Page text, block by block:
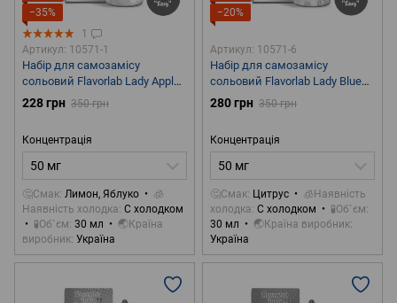
−35%
1
Артикул: 10571-1
Набір для самозамісу
сольовий Flavorlab Lady Apple
Lemon 30 ml 50 mg
228 грн 350 грн
Концентрація
50 мг
🤔Смак Лимон, Яблуко
🧊
Наявність холодка С холодком
🧪Об`єм 30 мл
🌏Країна
виробник Україна
−20%
Артикул: 10571-6
Набір для самозамісу
сольовий Flavorlab Lady Blue
Lagoon 30 ml 50 mg
280 грн 350 грн
Концентрація
50 мг
🤔Смак Цитрус
🧊Наявність
холодка С холодком
🧪Об`єм
30 мл
🌏Країна виробник
Україна